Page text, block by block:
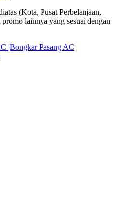
(Kota, Pusat Perbelanjaan,
lainnya yang sesuai dengan